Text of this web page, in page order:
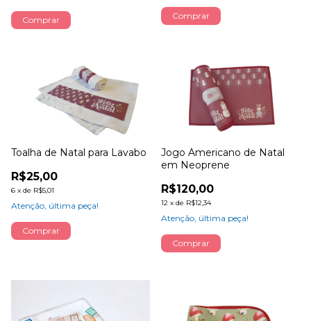
Comprar
Toalha de Natal para Lavabo
R$25,00
6 x de R$5,01
Atenção, última peça!
Jogo Americano de Natal
em Neoprene
R$120,00
12 x de R$12,34
Atenção, última peça!
Comprar